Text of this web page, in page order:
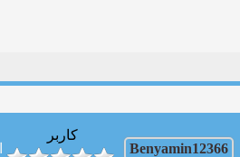
Benyamin12366
کاربر